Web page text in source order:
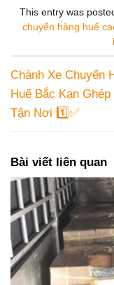
This entry was
chuyển hàng huế
Chành Xe Chuyển
Huế Bắc Kạn Ghép
Tận Nơi 1️⃣✅
Bài viết liên quan